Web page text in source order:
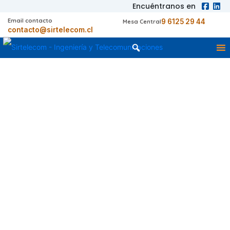
Encuéntranos en
Mesa Central9 6125 29 44
Email contacto
contacto@sirtelecom.cl